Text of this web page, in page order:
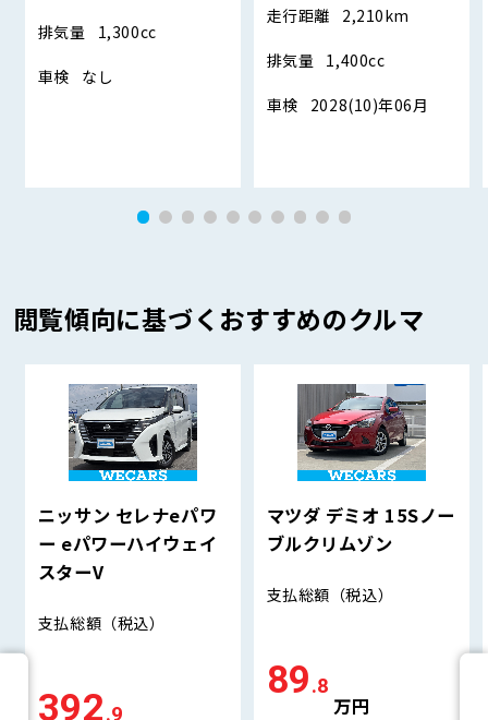
排気量 1,300cc
車検 なし
走行距離 2,210km
排気量 1,400cc
車検 2028(10)年06月
閲覧傾向に基づくおすすめのクルマ
ニッサン セレナeパワ
ー eパワーハイウェイ
スターV
支払総額 （税込）
392.9
マツダ デミオ 15Sノー
ブルクリムゾン
支払総額 （税込）
89.8
万円